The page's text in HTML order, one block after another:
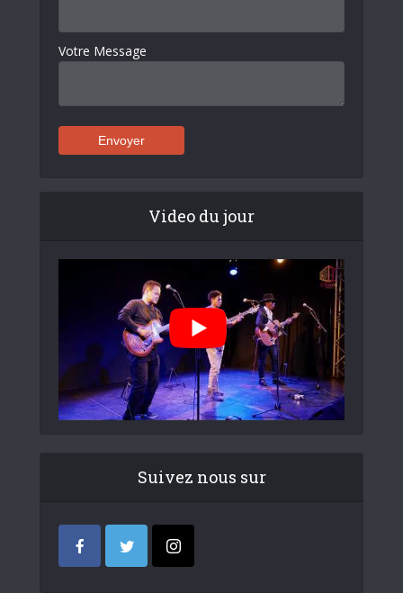
Votre Message
Video du jour
Suivez nous sur